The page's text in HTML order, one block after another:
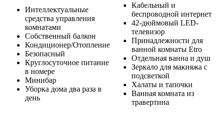
Интеллектуальные
средства управления
комнатами
Собственный балкон
Кондиционер/Отопление
Безопасный
Круглосуточное питание
в номере
Минибар
Уборка дома два раза в
день
Кабельный и
беспроводной интернет
42-дюймовый LED-
телевизор
Принадлежности для
ванной комнаты Etro
Отдельная ванна и душ
Зеркало для макияжа с
подсветкой
Халаты и тапочки
Ванная комната из
травертина